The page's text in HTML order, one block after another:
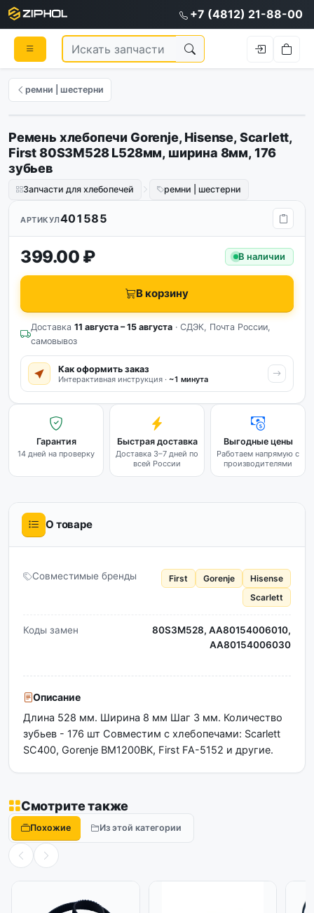
+7 (4812) 21-88-00
ремни | шестерни
Ремень хлебопечи Gorenje, Hisense, Scarlett,
First 80S3M528 L528мм, ширина 8мм, 176
зубьев
Запчасти для хлебопечей ремни | шестерни
АРТИКУЛ401585
399.00 ₽ В наличии
В корзину
Доставка 11 августа – 15 августа · СДЭК, Почта России,
самовывоз
Как оформить заказ
Интерактивная инструкция · ~1 минута
Гарантия
14 дней на проверку
Быстрая доставка
Доставка 3–7 дней по
всей России
Выгодные цены
Работаем напрямую с
производителями
О товаре
Совместимые бренды First Gorenje
Hisense
Scarlett
Коды замен
80S3M528, AA80154006010,
AA80154006030
Описание
Длина 528 мм. Ширина 8 мм Шаг 3 мм. Количество
зубьев - 176 шт Совместим с хлебопечами: Scarlett
SC400, Gorenje BM1200BK, First FA-5152 и другие.
Смотрите также
Похожие Из этой категории